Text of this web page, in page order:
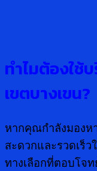
ทำไมต้องใช้
เขตบางเขน?
หากคุณกำลังมองห
สะดวกและรวดเร็ว
ทางเลือกที่ตอบโจ